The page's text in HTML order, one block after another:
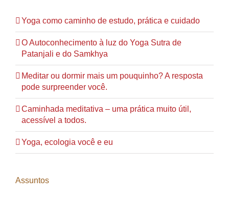
Yoga como caminho de estudo, prática e cuidado
O Autoconhecimento à luz do Yoga Sutra de
Patanjali e do Samkhya
Meditar ou dormir mais um pouquinho? A resposta
pode surpreender você.
Caminhada meditativa – uma prática muito útil,
acessível a todos.
Yoga, ecologia você e eu
Assuntos